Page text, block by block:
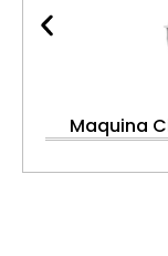
Maquina